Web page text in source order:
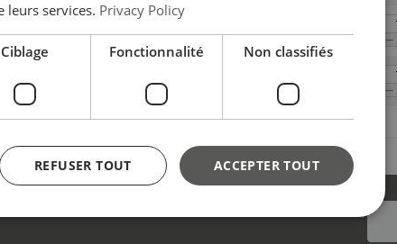
- 35
peut faciliter votre
leurs services. Privacy Policy
Ciblage Fonctionnalité Non classifiés
ACCEPTER TOUT
REFUSER TOUT